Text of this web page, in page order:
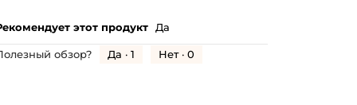
этот продукт Да
обзор? Да · 1 Нет · 0